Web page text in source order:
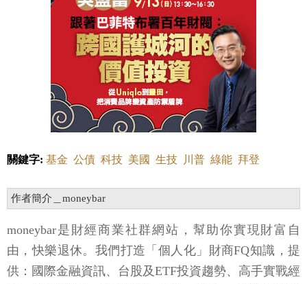
關鍵字: 基金 公債 科技 美國 生技 川普 綠能 拜登
作者簡介＿moneybar
moneybar是財經商業社群網站，幫助你實現財富自
由，快樂退休。我們打造「個人化」財商FQ知識，提
供：國際金融資訊、台股及ETF投資趨勢、高手實戰經